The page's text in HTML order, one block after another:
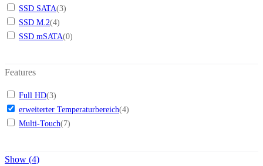
SSD SATA(3)
SSD M.2(4)
SSD mSATA(0)
Features
Full HD(3)
erweiterter Temperaturbereich(4)
Multi-Touch(7)
Show (4)